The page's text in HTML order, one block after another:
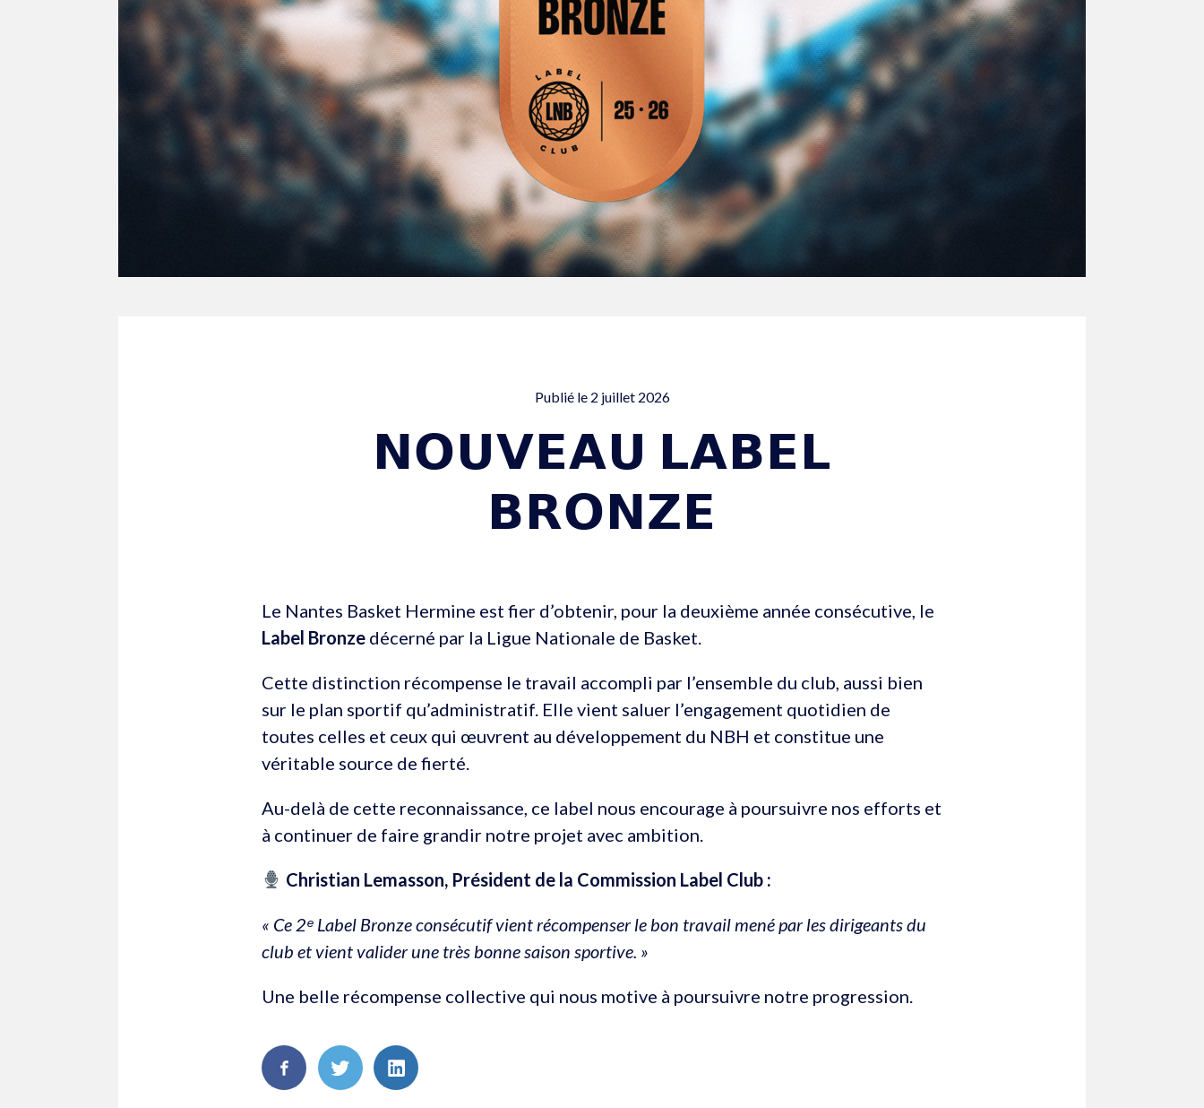
Publié le 2 juillet 2026
𝗡𝗢𝗨𝗩𝗘𝗔𝗨 𝗟𝗔𝗕𝗘𝗟
𝗕𝗥𝗢𝗡𝗭𝗘
Le Nantes Basket Hermine est fier d’obtenir, pour la deuxième année consécutive, le
Label Bronze décerné par la Ligue Nationale de Basket.
Cette distinction récompense le travail accompli par l’ensemble du club, aussi bien
sur le plan sportif qu’administratif. Elle vient saluer l’engagement quotidien de
toutes celles et ceux qui œuvrent au développement du NBH et constitue une
véritable source de fierté.
Au-delà de cette reconnaissance, ce label nous encourage à poursuivre nos efforts et
à continuer de faire grandir notre projet avec ambition.
Christian Lemasson, Président de la Commission Label Club :
« Ce 2ᵉ Label Bronze consécutif vient récompenser le bon travail mené par les dirigeants du
club et vient valider une très bonne saison sportive. »
Une belle récompense collective qui nous motive à poursuivre notre progression.
FaceBookTwitterLinkedIn